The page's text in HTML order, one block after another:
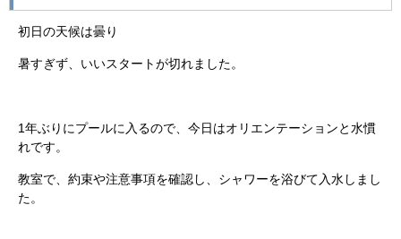
初日の天候は曇り
暑すぎず、いいスタートが切れました。
1年ぶりにプールに入るので、今日はオリエンテーションと水慣
れです。
教室で、約束や注意事項を確認し、シャワーを浴びて入水しまし
た。